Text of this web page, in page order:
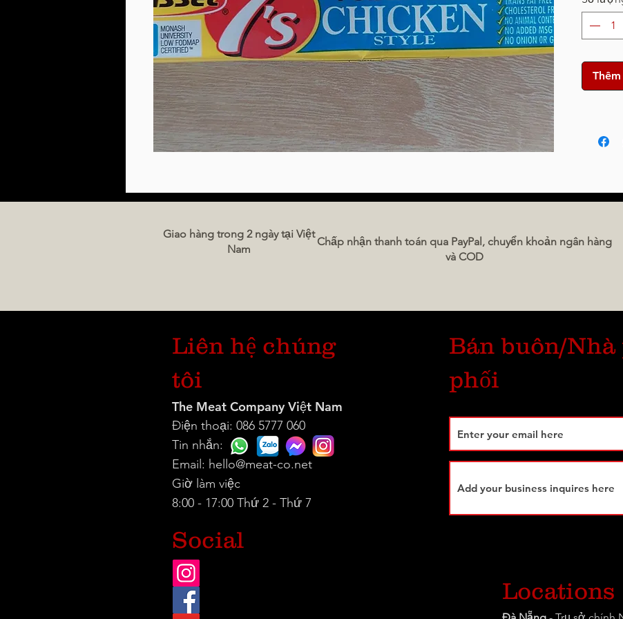
Giao hàng trong 2 ngày tại Việt
Nam
Chấp nhận thanh toán qua PayPal, chuyển khoản ngân hàng
và COD
Liên hệ chúng
tôi
The Meat Company Việt Nam
Điện thoại: 086 5777 060
Tin nhắn:
Email: hello@meat-co.net
Giờ làm việc
8:00 - 17:00 Thứ 2 - Thứ 7
Social
Bán buôn/Nhà
phối
Locations